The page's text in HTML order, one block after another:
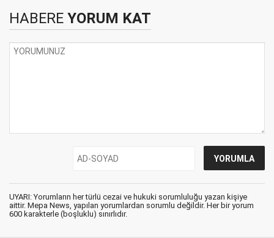
HABERE YORUM KAT
UYARI: Yorumların her türlü cezai ve hukuki sorumluluğu yazan kişiye
aittir. Mepa News, yapılan yorumlardan sorumlu değildir. Her bir yorum
600 karakterle (boşluklu) sınırlıdır.